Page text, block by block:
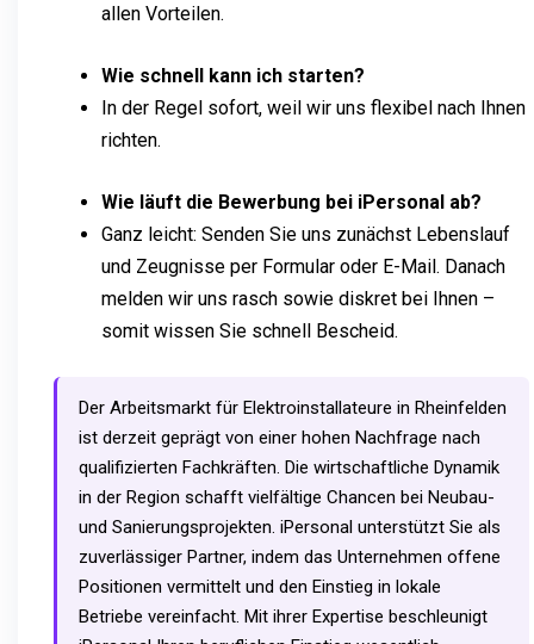
allen Vorteilen.
Wie schnell kann ich starten?
In der Regel sofort, weil wir uns flexibel nach Ihnen
richten.
Wie läuft die Bewerbung bei iPersonal ab?
Ganz leicht: Senden Sie uns zunächst Lebenslauf
und Zeugnisse per Formular oder E-Mail. Danach
melden wir uns rasch sowie diskret bei Ihnen –
somit wissen Sie schnell Bescheid.
Der Arbeitsmarkt für Elektroinstallateure in Rheinfelden
ist derzeit geprägt von einer hohen Nachfrage nach
qualifizierten Fachkräften. Die wirtschaftliche Dynamik
in der Region schafft vielfältige Chancen bei Neubau-
und Sanierungsprojekten. iPersonal unterstützt Sie als
zuverlässiger Partner, indem das Unternehmen offene
Positionen vermittelt und den Einstieg in lokale
Betriebe vereinfacht. Mit ihrer Expertise beschleunigt